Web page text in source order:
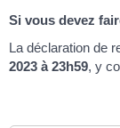
Si vous devez
La déclaration de
2023 à 23h59, y